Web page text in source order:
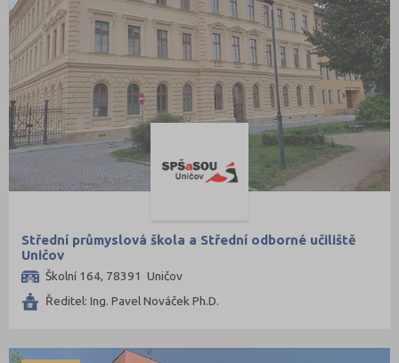
Střední průmyslová škola a Střední odborné učiliště
Uničov
Školní 164, 78391 Uničov
Ředitel: Ing. Pavel Nováček Ph.D.